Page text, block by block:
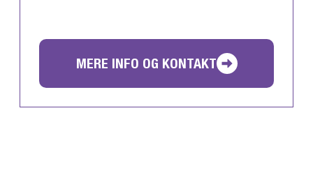
MERE INFO OG KONTAKT